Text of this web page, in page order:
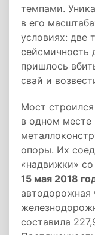
темпами.
в его
условиях: две
сейсмичность
пришлось
свай и
Мост
в одном месте
опоры. Их
«надвижки»
15 мая 2018
автодорожная
составила